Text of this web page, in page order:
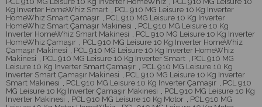
Kg Inverter HomeWhiz Smart , PCL 910 MG Leisure 10 Kg Inverter
HomeWhiz Smart Çamaşır , PCL 910 MG Leisure 10 Kg Inverter
HomeWhiz Smart Çamaşır Makinesi , PCL 910 MG Leisure 10 Kg
Inverter HomeWhiz Smart Makinesi , PCL 910 MG Leisure 10 Kg Inverter
HomeWhiz Çamaşır , PCL 910 MG Leisure 10 Kg Inverter HomeWhiz
Çamaşır Makinesi , PCL 910 MG Leisure 10 Kg Inverter HomeWhiz
Makinesi , PCL 910 MG Leisure 10 Kg Inverter Smart , PCL 910 MG
Leisure 10 Kg Inverter Smart Çamaşır , PCL 910 MG Leisure 10 Kg
Inverter Smart Çamaşır Makinesi , PCL 910 MG Leisure 10 Kg Inverter
Smart Makinesi , PCL 910 MG Leisure 10 Kg Inverter Çamaşır , PCL 910
MG Leisure 10 Kg Inverter Çamaşır Makinesi , PCL 910 MG Leisure 10 Kg
Inverter Makinesi , PCL 910 MG Leisure 10 Kg Motor , PCL 910 MG